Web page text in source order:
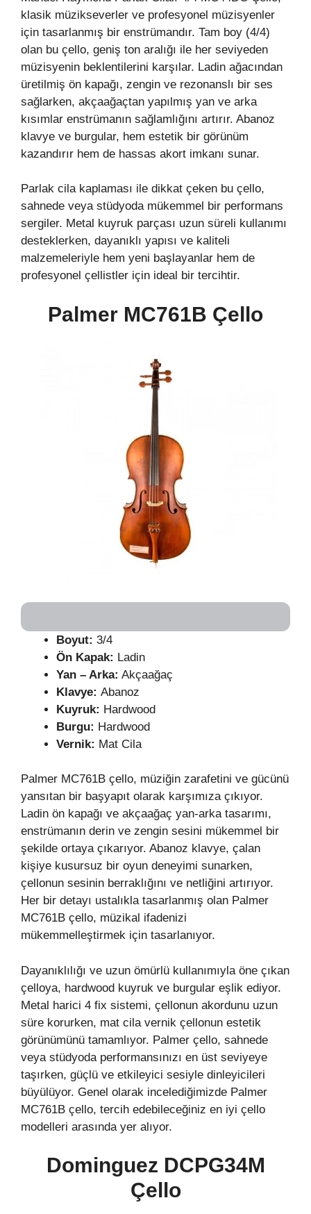
klasik müzikseverler ve profesyonel müzisyenler
için tasarlanmış bir enstrümandır. Tam boy (4/4)
olan bu çello, geniş ton aralığı ile her seviyeden
müzisyenin beklentilerini karşılar. Ladin ağacından
üretilmiş ön kapağı, zengin ve rezonanslı bir ses
sağlarken, akçaağaçtan yapılmış yan ve arka
kısımlar enstrümanın sağlamlığını artırır. Abanoz
klavye ve burgular, hem estetik bir görünüm
kazandırır hem de hassas akort imkanı sunar.
Parlak cila kaplaması ile dikkat çeken bu çello,
sahnede veya stüdyoda mükemmel bir performans
sergiler. Metal kuyruk parçası uzun süreli kullanımı
desteklerken, dayanıklı yapısı ve kaliteli
malzemeleriyle hem yeni başlayanlar hem de
profesyonel çellistler için ideal bir tercihtir.
Palmer MC761B Çello
Boyut: 3/4
Ön Kapak: Ladin
Yan – Arka: Akçaağaç
Klavye: Abanoz
Kuyruk: Hardwood
Burgu: Hardwood
Vernik: Mat Cila
Palmer MC761B çello, müziğin zarafetini ve gücünü
yansıtan bir başyapıt olarak karşımıza çıkıyor.
Ladin ön kapağı ve akçaağaç yan-arka tasarımı,
enstrümanın derin ve zengin sesini mükemmel bir
şekilde ortaya çıkarıyor. Abanoz klavye, çalan
kişiye kusursuz bir oyun deneyimi sunarken,
çellonun sesinin berraklığını ve netliğini artırıyor.
Her bir detayı ustalıkla tasarlanmış olan Palmer
MC761B çello, müzikal ifadenizi
mükemmelleştirmek için tasarlanıyor.
Dayanıklılığı ve uzun ömürlü kullanımıyla öne çıkan
çelloya, hardwood kuyruk ve burgular eşlik ediyor.
Metal harici 4 fix sistemi, çellonun akordunu uzun
süre korurken, mat cila vernik çellonun estetik
görünümünü tamamlıyor. Palmer çello, sahnede
veya stüdyoda performansınızı en üst seviyeye
taşırken, güçlü ve etkileyici sesiyle dinleyicileri
büyülüyor. Genel olarak incelediğimizde Palmer
MC761B çello, tercih edebileceğiniz en iyi çello
modelleri arasında yer alıyor.
Dominguez DCPG34M
Çello